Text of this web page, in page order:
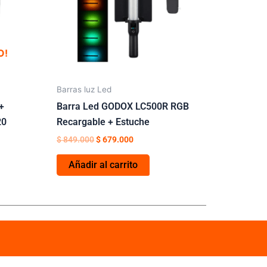
Barras luz Led
Barra Led GODOX LC500R RGB
Recargable + Estuche
$849.000$679.000
Añadir al carrito